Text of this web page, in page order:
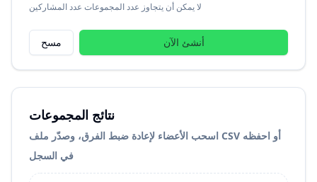
لا يمكن أن يتجاوز عدد المجموعات عدد المشاركين
مسح أنشئ الآن
نتائج المجموعات
اسحب الأعضاء لإعادة ضبط الفرق، وصدّر ملف CSV أو احفظه
في السجل